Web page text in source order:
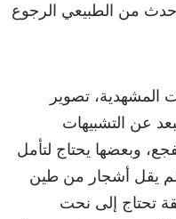
حدث من الطبيعي الرجوع
المشهدية، تصوير
عن التشبيهات
، وبعضها يحتاج لتأمل
يقل أشجار من طين
تحتاج إلى نحت